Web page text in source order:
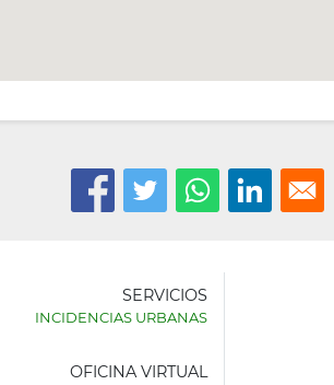
SERVICIOS
INCIDENCIAS URBANAS
OFICINA VIRTUAL